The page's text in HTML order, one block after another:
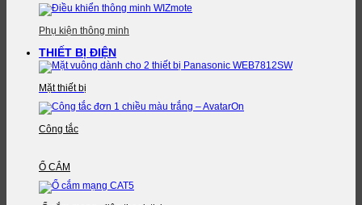
Phụ kiện thông minh
THIẾT BỊ ĐIỆN
Mặt thiết bị
Công tắc
Ổ CẮM